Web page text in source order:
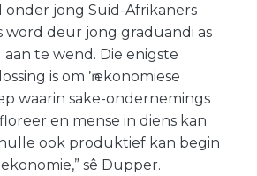
onder jong Suid-Afrikaners
word deur jong graduandi as
te wend. Die enigste
is om ŉ ekonomiese
waarin sake-ondernemings
en mense in diens kan
ook produktief kan begin
sê Dupper.